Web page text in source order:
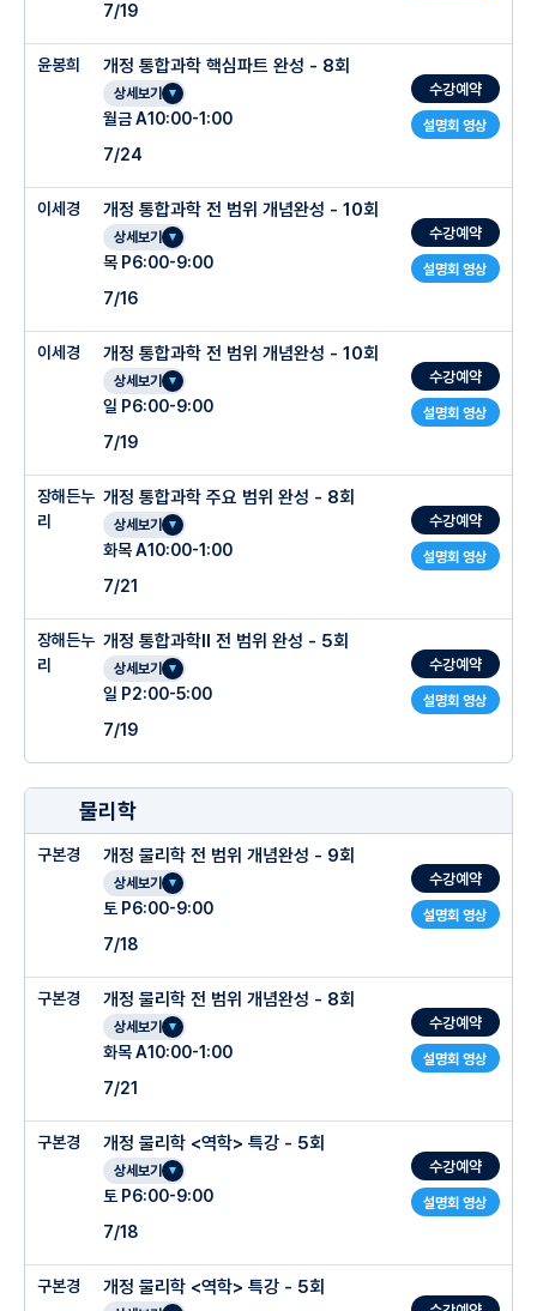
7/19
윤봉희
설명회 영상
개정 통합과학 핵심파트 완성 - 8회
상세보기
월금 A10:00-1:00
7/24
수강예약
이세경
설명회 영상
개정 통합과학 전 범위 개념완성 - 10회
상세보기
목 P6:00-9:00
7/16
수강예약
이세경
설명회 영상
개정 통합과학 전 범위 개념완성 - 10회
상세보기
일 P6:00-9:00
7/19
수강예약
장해든누
리
설명회 영상
개정 통합과학 주요 범위 완성 - 8회
상세보기
화목 A10:00-1:00
7/21
수강예약
장해든누
리
설명회 영상
개정 통합과학Ⅱ 전 범위 완성 - 5회
상세보기
일 P2:00-5:00
7/19
수강예약
물리학
구본경
설명회 영상
개정 물리학 전 범위 개념완성 - 9회
상세보기
토 P6:00-9:00
7/18
수강예약
구본경
설명회 영상
개정 물리학 전 범위 개념완성 - 8회
상세보기
화목 A10:00-1:00
7/21
수강예약
구본경
설명회 영상
개정 물리학 <역학> 특강 - 5회
상세보기
토 P6:00-9:00
7/18
수강예약
구본경 개정 물리학 <역학> 특강 - 5회